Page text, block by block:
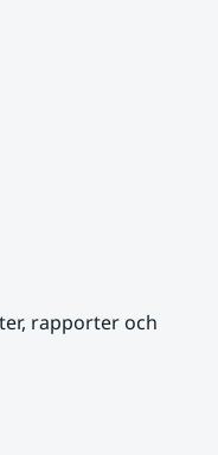
rapporter och